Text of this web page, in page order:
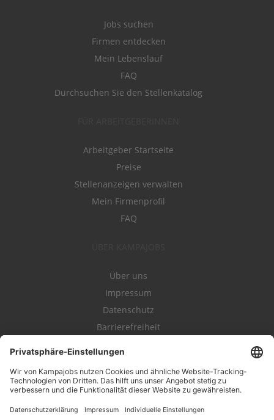
Jobs suchen
Firmen entdecken
Mein Lebenslauf
FAQ
Durchsuchen Sie den Stellenkatalog
Arbeitgeber Startseite
Preise
Stellenanzeigen verwalten
Mein Firmenprofil
FAQ
Über uns
Impressum
Datenschutz
Barrierefreiheit
Kampahire
Kampagnenforum
LeadNow